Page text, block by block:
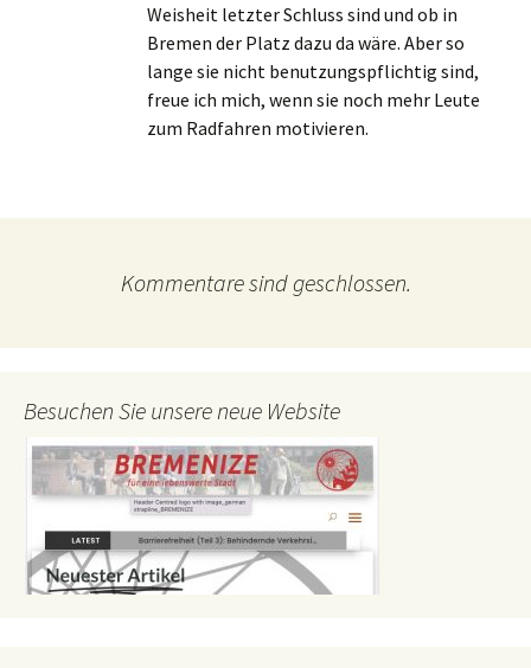
Weisheit letzter Schluss sind und ob in
Bremen der Platz dazu da wäre. Aber so
lange sie nicht benutzungspflichtig sind,
freue ich mich, wenn sie noch mehr Leute
zum Radfahren motivieren.
Kommentare sind geschlossen.
Besuchen Sie unsere neue Website